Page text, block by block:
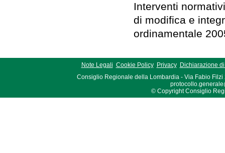
Interventi
di modifica e
ordinamentale
Note Legali Cookie Policy Privacy
Dichiarazione
Consiglio Regionale della Lombardia - Via Fabio Filzi
© Copyright Consiglio